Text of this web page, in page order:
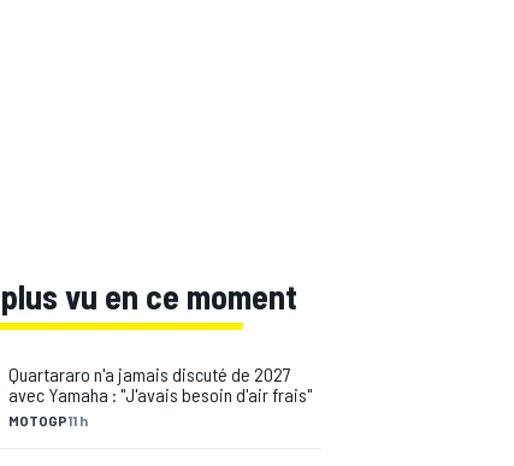
vu en ce moment
MOTOGP11 h
Quartararo n'a jamais discuté de 2027
avec Yamaha : "J'avais besoin d'air frais"